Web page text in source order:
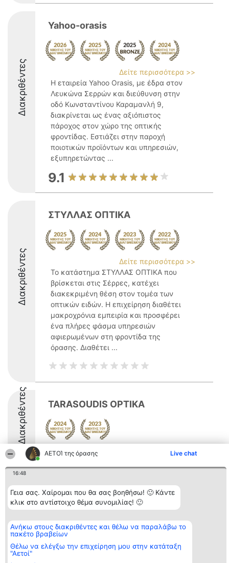
ΑΕΤΟΊ της όρασης Live chat
16:48
Γεια σας. Χαίρομαι που θα σας βοηθήσω! 🙂 Κάντε
κλικ στο αντίστοιχο θέμα συνομιλίας! 🙂
Ανήκω στους διακριθέντες και θέλω να παραλάβω το
πακέτο βραβείων
Θέλω να ελέγξω την επιχείρηση μου στην κατάταξη
"Αετοί"
Διακριθέντες
Yahoo-orasis
Δείτε περισσότερα >>
Η εταιρεία Yahoo Orasis, με έδρα στον
Λευκώνα Σερρών και διεύθυνση στην
οδό Κωνσταντίνου Καραμανλή 9,
διακρίνεται ως ένας αξιόπιστος
πάροχος στον χώρο της οπτικής
φροντίδας. Εστιάζει στην παροχή
ποιοτικών προϊόντων και υπηρεσιών,
εξυπηρετώντας ...
9.1
Διακριθέντες
ΣΤΥΛΛΑΣ ΟΠΤΙΚΑ
Δείτε περισσότερα >>
Το κατάστημα ΣΤΥΛΛΑΣ ΟΠΤΙΚΑ που
βρίσκεται στις Σέρρες, κατέχει
διακεκριμένη θέση στον τομέα των
οπτικών ειδών. Η επιχείρηση διαθέτει
μακροχρόνια εμπειρία και προσφέρει
ένα πλήρες φάσμα υπηρεσιών
αφιερωμένων στη φροντίδα της
όρασης. Διαθέτει ...
Διακριθέντες TARASOUDIS OPTIKA
Διοργανωτής της
κατάταξης
BEAUTIFUL COMPANY
ΤΗΛ. ΕΠΙΚΟΙΝΩΝΙΑΣ:
2104128019
email:
aetoi@beautifulcompany.co
Κατάταξη
Διακριθέντες
Λίστα όλων
διακριθέντων
Μεθοδολογία
προϋποθέσεις
ΠΟΛΙΤΙΚΗ
Επικοινωνία